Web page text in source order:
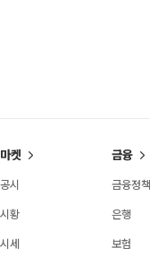
마켓
공시
시황
시세
금융
금융정책
은행
보험